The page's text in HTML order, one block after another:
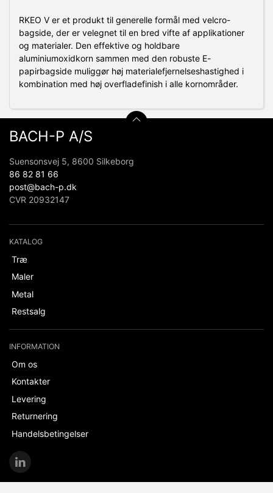
RKEO V er et produkt til generelle formål med velcro-
bagside, der er velegnet til en bred vifte af applikationer
og materialer. Den effektive og holdbare
aluminiumoxidkorn sammen med den robuste E-
papirbagside muliggør høj materialefjernelseshastighed i
kombination med høj overfladefinish i alle kornområder.
BACH-P A/S
Suensonsvej 5, 8600 Silkeborg
86 82 81 66
post@bach-p.dk
CVR 20932147
KATALOG
Træ
Maler
Metal
Restsalg
INFORMATION
Om os
Kontakter
Levering
Returnering
Handelsbetingelser